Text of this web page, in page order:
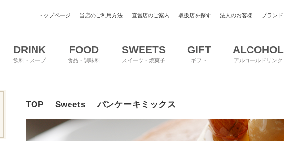
トップページ 当店のご利用方法 直営店のご案内 取扱店を探す 法人のお客様 ブラン
DRINK
飲料・スープ
FOOD
食品・調味料
SWEETS
スイーツ・焼菓子
GIFT
ギフト
ALCOHOL
アルコールドリンク
TOP Sweets パンケーキミックス